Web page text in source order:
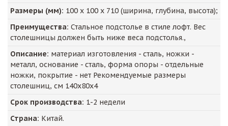
Размеры (мм): 100 х 100 х 710 (ширина, глубина, высота);
Преимущества: Стальное подстолье в стиле лофт. Вес
столешницы должен быть ниже веса подстолья.,
Описание: материал изготовления - сталь, ножки -
металл, основание - сталь, форма опоры - отдельные
ножки, покрытие - нет Рекомендуемые размеры
столешниц, см 140х80х4
Срок производства: 1-2 недели
Страна: Китай.